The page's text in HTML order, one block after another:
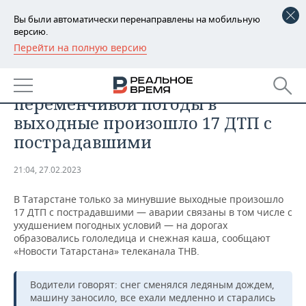
Вы были автоматически перенаправлены на мобильную
версию.
Перейти на полную версию
РЕГИОНЫ
БАШКОРТОСТАН
ТАТАРСТАН
УДМУРТИЯ
НОВОСТИ
АНАЛИТИКА
НОВОСТИ АНАЛИТИКИ
ДЕКЛАРАЦИИ О ДОХОДАХ
КОРОЛИ ГОСЗАКАЗА ПФО
ВУЗЫ ТАТАРСТАНА
КОМУ ПРИНАДЛЕЖАТ
ТОРГОВЫЕ ЦЕНТРЫ
ТАТАРСТАНА
ЭКОНОМИКА
НОВОСТИ ЭКОНОМИКИ
ФИНАНСЫ
БАНКИ
БЮДЖЕТ
ИНВЕСТИЦИИ
ПРОМЫШЛЕННОСТЬ
НОВОСТИ
ПРОМЫШЛЕННОСТИ
АГРОПРОМ
МАШИНОСТРОЕНИЕ
НЕДВИЖИМОСТЬ
НОВОСТИ НЕДВИЖИМОСТИ
АВТО
НОВОСТИ АВТО
БИЗНЕС
НОВОСТИ БИЗНЕСА
ТЕХНОЛОГИИ
В Татарстане из-за
переменчивой погоды в
выходные произошло 17 ДТП с
пострадавшими
21:04, 27.02.2023
В Татарстане только за минувшие выходные произошло
17 ДТП с пострадавшими — аварии связаны в том числе с
ухудшением погодных условий — на дорогах
образовались гололедица и снежная каша, сообщают
«Новости Татарстана» телеканала ТНВ.
Водители говорят: снег сменялся ледяным дождем,
машину заносило, все ехали медленно и старались